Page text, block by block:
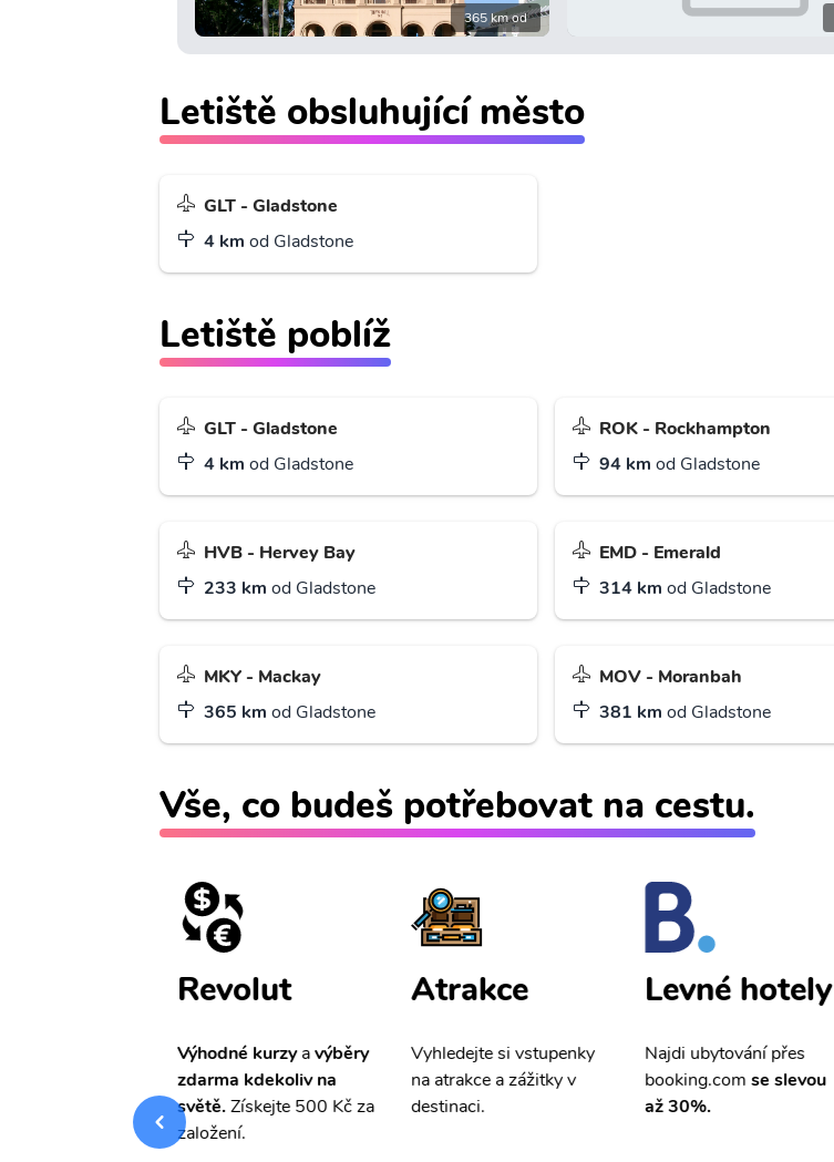
365 km od
Letiště obsluhující město
GLT - Gladstone
4 km od Gladstone
Letiště poblíž
GLT - Gladstone
4 km od Gladstone
ROK - Rockhampton
94 km od Gladstone
HVB - Hervey Bay
233 km od Gladstone
EMD - Emerald
314 km od Gladstone
MKY - Mackay
365 km od Gladstone
MOV - Moranbah
381 km od Gladstone
Vše, co budeš potřebovat na cestu.
Revolut
Výhodné kurzyavýběry
zdarma kdekoliv na
světě.Získejte 500 Kč za
založení.
Atrakce
Vyhledejte si vstupenky
na atrakce a zážitky v
destinaci.
Levné hotely
Najdi ubytování přes
booking.comse slevou
až 30%.